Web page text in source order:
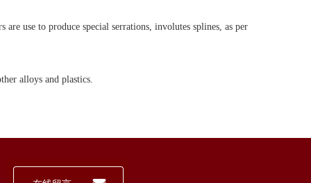
use to produce special serrations, involutes splines, as per
alloys and plastics.